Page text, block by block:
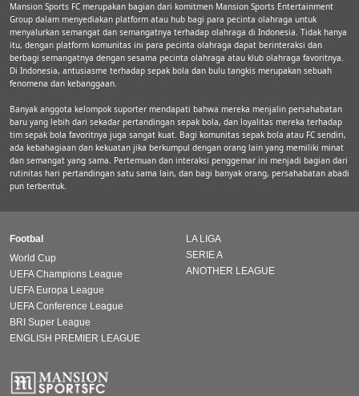
Mansion Sports FC merupakan bagian dari komitmen Mansion Sports Entertainment
Group dalam menyediakan platform atau hub bagi para pecinta olahraga untuk
menyalurkan semangat dan semangatnya terhadap olahraga di Indonesia. Tidak hanya
itu, dengan platform komunitas ini para pecinta olahraga dapat berinteraksi dan
berbagi semangatnya dengan sesama pecinta olahraga atau klub olahraga favoritnya.
Di Indonesia, antusiasme terhadap sepak bola dan bulu tangkis merupakan sebuah
fenomena dan kebanggaan.
Banyak anggota kelompok suporter mendapati bahwa mereka menjalin persahabatan
baru yang lebih dari sekadar pertandingan sepak bola, dan loyalitas mereka terhadap
tim sepak bola favoritnya juga sangat kuat. Bagi komunitas sepak bola atau FC sendiri,
ada kebahagiaan dan kekuatan jika berkumpul dengan orang lain yang memiliki minat
dan semangat yang sama. Pertemuan dan interaksi penggemar ini menjadi bagian dari
rutinitas hari pertandingan satu sama lain, dan bagi banyak orang, persahabatan abadi
pun terbentuk.
Footbal
World Cup
UEFA Champions League
UEFA Europa League
UEFA Conference League
BRI Super League
ENGLISH PREMIER LEAGUE
LA LIGA
SERIE A
ANOTHER LEAGUE